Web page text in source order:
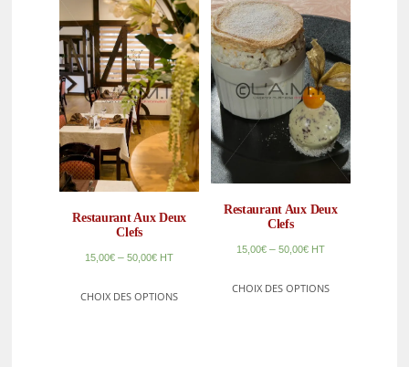
Restaurant Aux Deux
Clefs
15,00€ –50,00€ HT
CHOIX DES OPTIONS
Restaurant Aux Deux
Clefs
15,00€– 50,00€ HT
CHOIX DES OPTIONS